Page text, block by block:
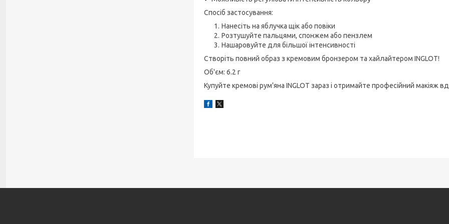
Спосіб застосування:
Нанесіть на яблучка щік або повіки
Розтушуйте пальцями, спонжем або пензлем
Нашаровуйте для більшої інтенсивності
Створіть повний образ з кремовим бронзером та хайлайтером INGLOT!
Об'єм: 6.2 г
Купуйте кремові рум'яна INGLOT зараз і отримайте професійний макіяж